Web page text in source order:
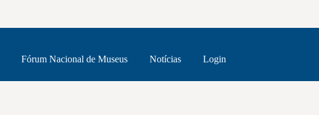
Fórum Nacional de Museus Notícias Login